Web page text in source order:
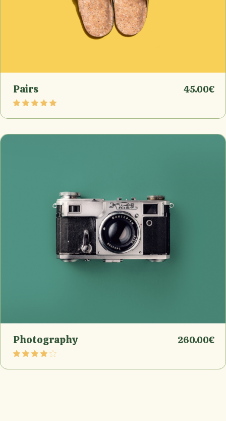
Pairs 45.00€
Photography 260.00€